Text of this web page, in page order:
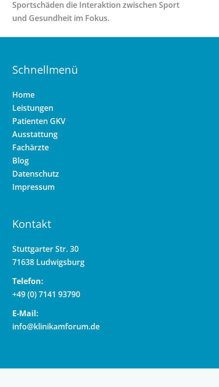
Sportschäden die Interaktion zwischen Sport
und Gesundheit im Fokus.
Schnellmenü
Home
Leistungen
Patienten GKV
Ausstattung
Fachärzte
Blog
Datenschutz
Impressum
Kontakt
Stuttgarter Str. 30
71638 Ludwigsburg
Telefon:
+49 (0) 7141 93790
E-Mail:
info@klinikamforum.de